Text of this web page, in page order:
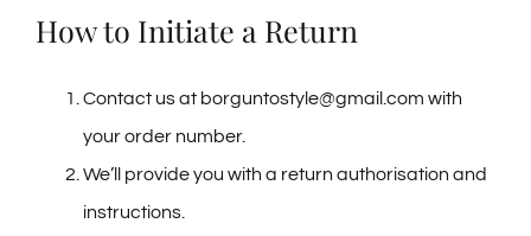
How to Initiate a Return
Contact us at borguntostyle@gmail.com with
your order number.
We’ll provide you with a return authorisation and
instructions.